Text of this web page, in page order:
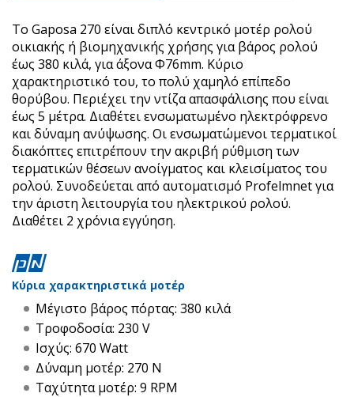
Το Gaposa 270 είναι διπλό κεντρικό μοτέρ ρολού
οικιακής ή βιομηχανικής χρήσης για βάρος ρολού
έως 380 κιλά, για άξονα Φ76mm. Κύριο
χαρακτηριστικό του, το πολύ χαμηλό επίπεδο
θορύβου. Περιέχει την ντίζα απασφάλισης που είναι
έως 5 μέτρα. Διαθέτει ενσωματωμένο ηλεκτρόφρενο
και δύναμη ανύψωσης. Οι ενσωματώμενοι τερματικοί
διακόπτες επιτρέπουν την ακριβή ρύθμιση των
τερματικών θέσεων ανοίγματος και κλεισίματος του
ρολού. Συνοδεύεται από αυτοματισμό Profelmnet για
την άριστη λειτουργία του ηλεκτρικού ρολού.
Διαθέτει 2 χρόνια εγγύηση.
Κύρια χαρακτηριστικά μοτέρ
Μέγιστο βάρος πόρτας: 380 κιλά
Τροφοδοσία: 230 V
Ισχύς: 670 Watt
Δύναμη μοτέρ: 270 Ν
Ταχύτητα μοτέρ: 9 RPM